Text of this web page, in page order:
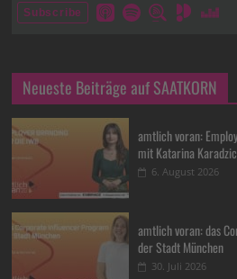
Neueste Beiträge auf SAATKORN
amtlich voran:
mit Katarina Karadzic
6. August 2026
amtlich voran: das
der Stadt München
30. Juli 2026